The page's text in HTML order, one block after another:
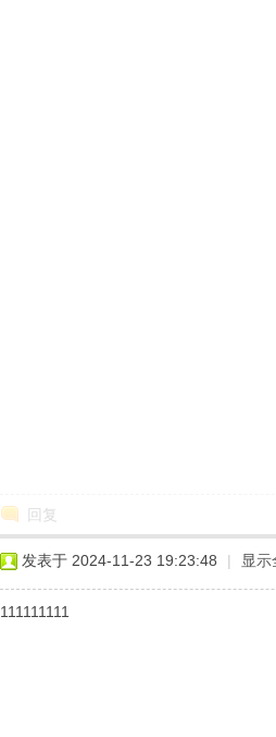
回复
发表于 2024-11-23 19:23:48 | 显示
111111111